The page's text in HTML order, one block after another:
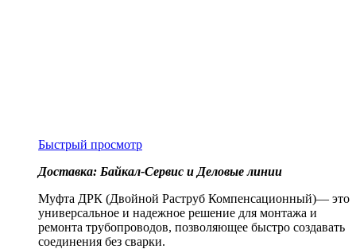
Быстрый просмотр
Доставка: Байкал-Сервис и Деловые линии
Муфта ДРК (Двойной Раструб Компенсационный)— это
универсальное и надежное решение для монтажа и
ремонта трубопроводов, позволяющее быстро создавать
соединения без сварки.